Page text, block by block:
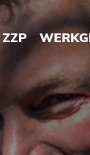
ZZP